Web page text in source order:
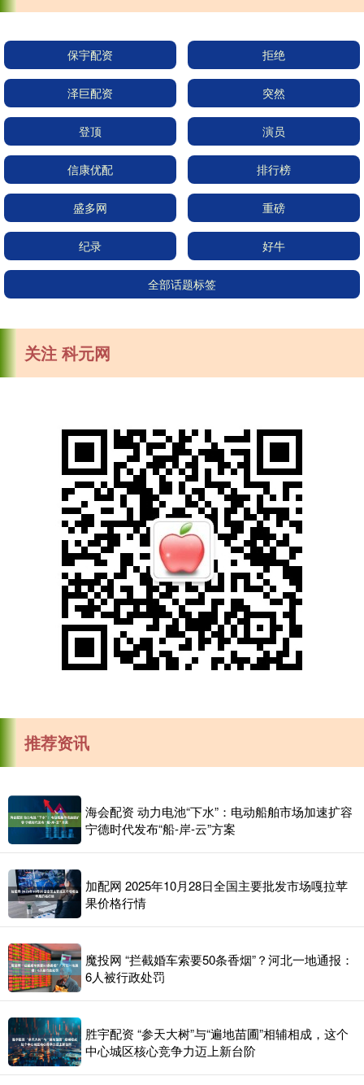
保宇配资 拒绝
泽巨配资 突然
登顶 演员
信康优配 排行榜
盛多网 重磅
纪录 好牛
全部话题标签
关注 科元网
推荐资讯
海会配资 动力电池“下水”：电动船舶市场加速扩容
宁德时代发布“船-岸-云”方案
加配网 2025年10月28日全国主要批发市场嘎拉苹
果价格行情
魔投网 “拦截婚车索要50条香烟”？河北一地通报：
6人被行政处罚
胜宇配资 “参天大树”与“遍地苗圃”相辅相成，这个
中心城区核心竞争力迈上新台阶